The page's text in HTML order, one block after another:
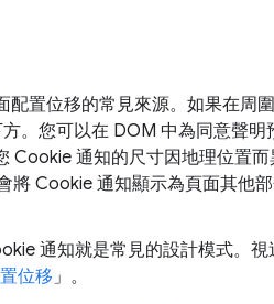
配置位移的常見來源。如果在周
。您可以在 DOM 中為同意聲明
Cookie 通知的尺寸因地理位置
Cookie 通知顯示為頁面其他
通知就是常見的設計模式。
位移」。